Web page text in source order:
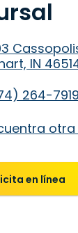
IN
264-7919
en línea